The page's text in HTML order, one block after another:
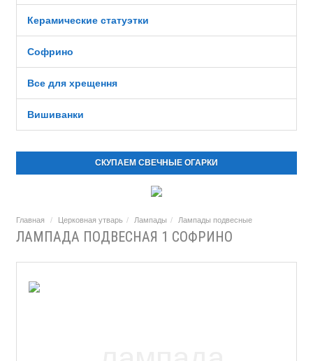
Керамические статуэтки
Софрино
Все для хрещення
Вишиванки
СКУПАЕМ СВЕЧНЫЕ ОГАРКИ
Главная Церковная утварь Лампады Лампады подвесные
ЛАМПАДА ПОДВЕСНАЯ 1 СОФРИНО